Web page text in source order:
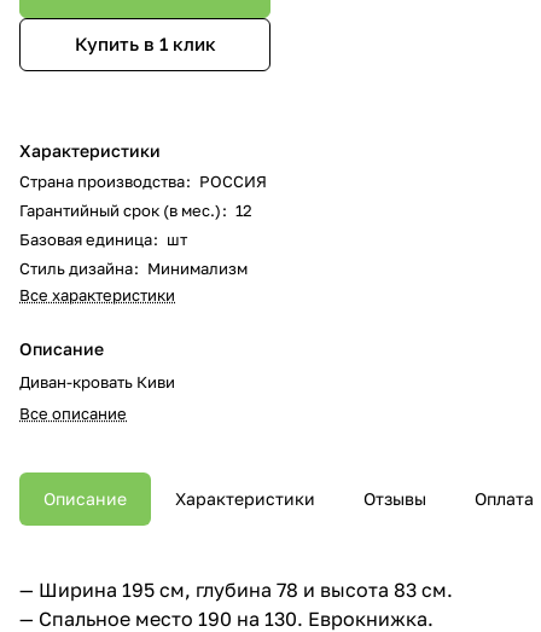
Купить в 1 клик
Характеристики
Страна производства: РОССИЯ
Гарантийный срок (в мес.): 12
Базовая единица: шт
Стиль дизайна: Минимализм
Все характеристики
Описание
Диван-кровать Киви
Все описание
Описание Характеристики Отзывы Оплата
— Ширина 195 см, глубина 78 и высота 83 см.
— Спальное место 190 на 130. Еврокнижка.